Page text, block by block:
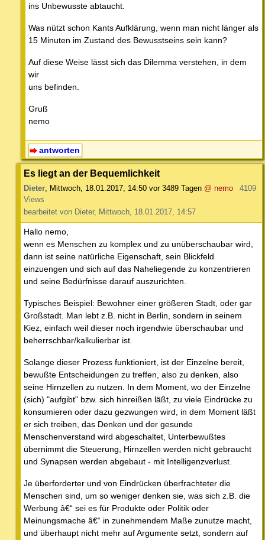
ins Unbewusste abtaucht.
Was nützt schon Kants Aufklärung, wenn man nicht länger als
15 Minuten im Zustand des Bewusstseins sein kann?
Auf diese Weise lässt sich das Dilemma verstehen, in dem
wir
uns befinden.
Gruß
nemo
antworten
Es liegt an der Bequemlichkeit
Dieter, Mittwoch, 18.01.2017, 14:50 vor 3489 Tagen @ nemo
4109
Views
bearbeitet von Dieter, Mittwoch, 18.01.2017, 14:57
Hallo nemo,
wenn es Menschen zu komplex und zu unüberschaubar wird,
dann ist seine natürliche Eigenschaft, sein Blickfeld
einzuengen und sich auf das Naheliegende zu konzentrieren
und seine Bedürfnisse darauf auszurichten.
Typisches Beispiel: Bewohner einer größeren Stadt, oder gar
Großstadt. Man lebt z.B. nicht in Berlin, sondern in seinem
Kiez, einfach weil dieser noch irgendwie überschaubar und
beherrschbar/kalkulierbar ist.
Solange dieser Prozess funktioniert, ist der Einzelne bereit,
bewußte Entscheidungen zu treffen, also zu denken, also
seine Hirnzellen zu nutzen. In dem Moment, wo der Einzelne
(sich) "aufgibt" bzw. sich hinreißen läßt, zu viele Eindrücke zu
konsumieren oder dazu gezwungen wird, in dem Moment läßt
er sich treiben, das Denken und der gesunde
Menschenverstand wird abgeschaltet, Unterbewußtes
übernimmt die Steuerung, Hirnzellen werden nicht gebraucht
und Synapsen werden abgebaut - mit Intelligenzverlust.
Je überforderter und von Eindrücken überfrachteter die
Menschen sind, um so weniger denken sie, was sich z.B. die
Werbung â€“ sei es für Produkte oder Politik oder
Meinungsmache â€“ in zunehmendem Maße zunutze macht,
und überhaupt nicht mehr auf Argumente setzt, sondern auf